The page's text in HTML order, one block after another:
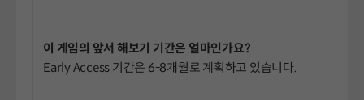
이 게임의 앞서 해보기 기간은 얼마인가요?
Early Access 기간은 6-8개월로 계획하고 있습니다.